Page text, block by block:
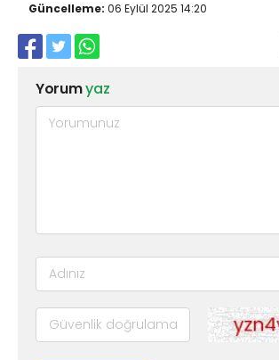
Güncelleme: 06 Eylül 2025 14:20
Yorumyaz